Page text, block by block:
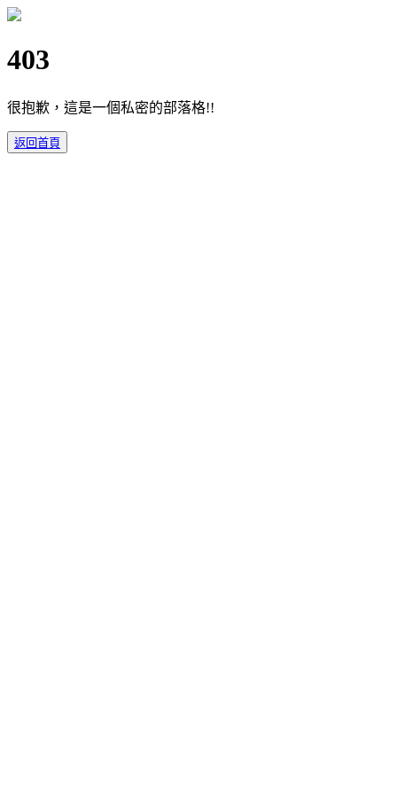
403
很抱歉，這是一個私密的部落格!!
返回首頁